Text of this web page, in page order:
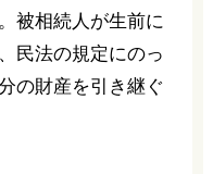
被相続人が生前に
民法の規定にのっ
の財産を引き継ぐ